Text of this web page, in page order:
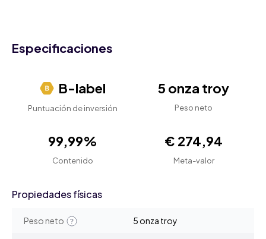
Especificaciones
B-label
Puntuación de inversión
5 onza troy
Peso neto
99,99%
Contenido
€ 274,94
Meta-valor
Propiedades físicas
Peso neto 5 onza troy